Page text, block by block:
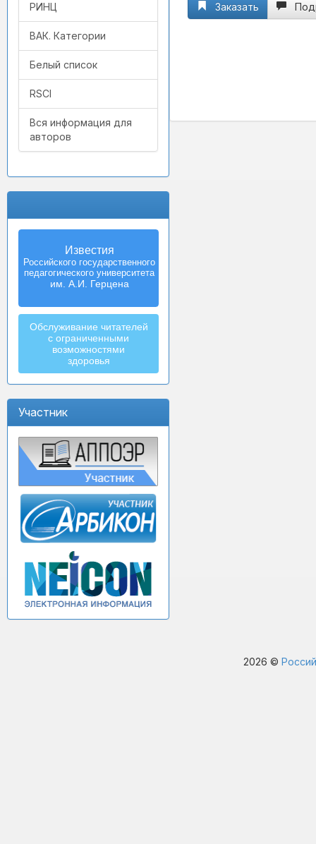
РИНЦ
ВАК. Категории
Белый список
RSCI
Вся информация для
авторов
Известия
Российского государственного
педагогического университета
им. А.И. Герцена
Izvestia:
Herzen University
Journal of
Humanities & Sciences
Обслуживание читателей
с ограниченными
возможностями
здоровья
Участник
Заказать
2026 ©